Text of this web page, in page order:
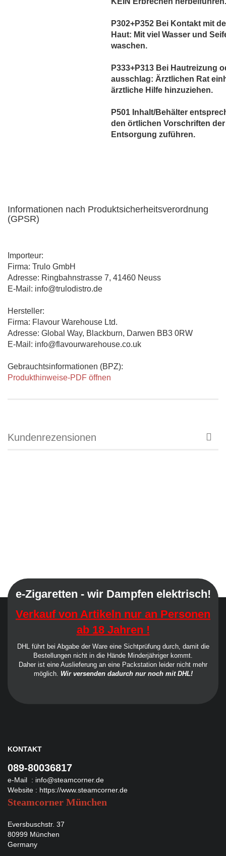
P302+P352 Bei Kontakt mit
Haut: Mit viel Wasser und
waschen.
P333+P313 Bei Hautreizung
ausschlag: Ärztlichen Rat
ärztliche Hilfe hinzuziehen.
P501 Inhalt/Behälter
den örtlichen Vorschriften der
Entsorgung zuführen.
Informationen nach Produktsicherheitsverordnung
(GPSR)
Importeur:
Firma: Trulo GmbH
Adresse: Ringbahnstrasse 7, 41460 Neuss
E-Mail: info@trulodistro.de
Hersteller:
Firma: Flavour Warehouse Ltd.
Adresse: Global Way, Blackburn, Darwen BB3 0RW
E-Mail: info@flavourwarehouse.co.uk
Gebrauchtsinformationen (BPZ):
Produkthinweise-PDF öffnen
Kundenrezensionen
e-Zigaretten - wir Dampfen elektrisch!
Verkauf von Artikeln nur an Personen
ab 18 Jahren !
DHL führt bei Abgabe der Ware eine Sichtprüfung durch, damit die
Bestellungen nicht in die Hände Minderjähriger kommt.
Daher ist eine Auslieferung an eine Packstation leider nicht mehr
möglich. Wir versenden dadurch nur noch mit DHL!
KONTAKT
089-80036817
e-Mail : info@steamcorner.de
Website : https://www.steamcorner.de
Steamcorner München
Eversbuschstr. 37
80999 München
Germany